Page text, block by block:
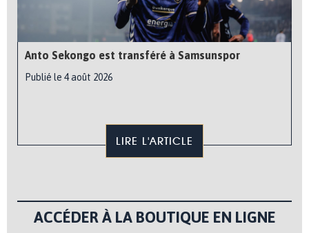
Anto Sekongo est transféré à Samsunspor
Publié le 4 août 2026
LIRE L'ARTICLE
ACCÉDER À LA BOUTIQUE EN LIGNE